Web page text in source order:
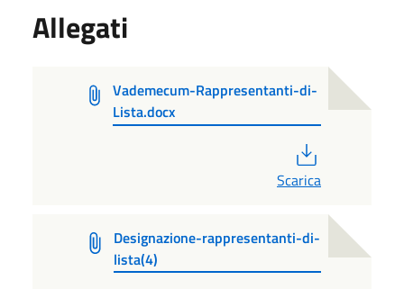
Allegati
Vademecum-Rappresentanti-di-
Lista.docx
Scarica
Designazione-rappresentanti-di-
lista(4)